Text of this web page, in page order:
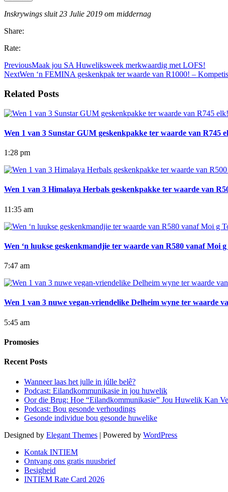
Inskrywings sluit 23 Julie 2019 om middernag
Share:
Rate:
PreviousMaak jou SA Huweliksweek merkwaardig met LOFS!
NextWen ‘n FEMINA geskenkpak ter waarde van R1000! –
Related Posts
Wen 1 van 3 Sunstar GUM geskenkpakke ter waarde van R745
1:28 pm
Wen 1 van 3 Himalaya Herbals geskenkpakke ter waarde van
11:35 am
Wen ‘n luukse geskenkmandjie ter waarde van R580 vanaf Moi
7:47 am
Wen 1 van 3 nuwe vegan-vriendelike Delheim wyne ter waarde
5:45 am
Promosies
Recent Posts
Wanneer laas het julle in júlle belê?
Podcast: Eilandkommunikasie in jou huwelik
Oor die Brug: Hoe “Eilandkommunikasie” Jou Huwelik Kan
Podcast: Bou gesonde verhoudings
Gesonde individue bou gesonde huwelike
Designed by Elegant Themes | Powered by WordPress
Kontak INTIEM
Ontvang ons gratis nuusbrief
Besigheid
INTIEM Rate Card 2026